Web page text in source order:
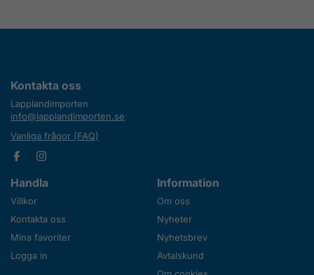
Kontakta oss
Lapplandimporten
info@lapplandimporten.se
Vanliga frågor (FAQ)
Handla
Villkor
Kontakta oss
Mina favoriter
Logga in
Information
Om oss
Nyheter
Nyhetsbrev
Avtalskund